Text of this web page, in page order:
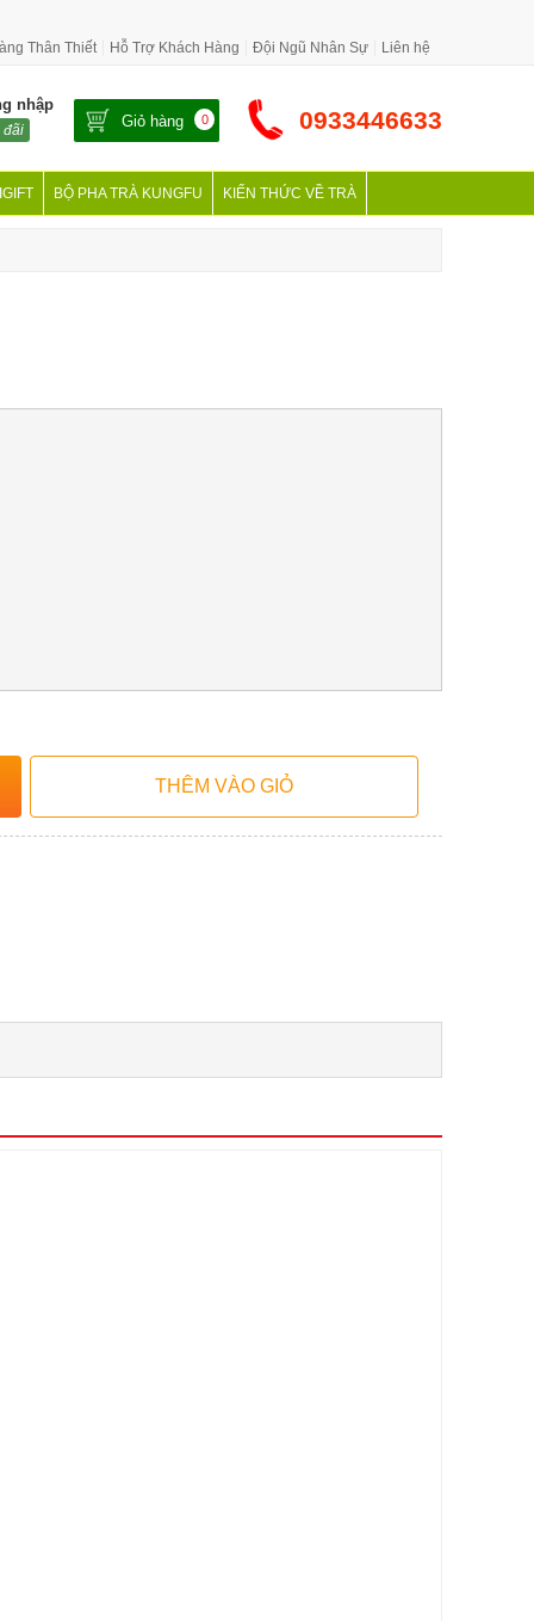
Thân Thiết Hỗ Trợ Khách Hàng Đội Ngũ Nhân Sự Liên hệ
nhập
đãi Giỏ hàng 0 0933446633
BỘ PHA TRÀ KUNGFU KIẾN THỨC VỀ TRÀ